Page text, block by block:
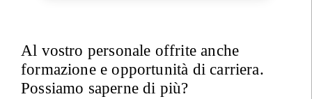
Al vostro personale offrite anche
formazione e opportunità di carriera.
Possiamo saperne di più?